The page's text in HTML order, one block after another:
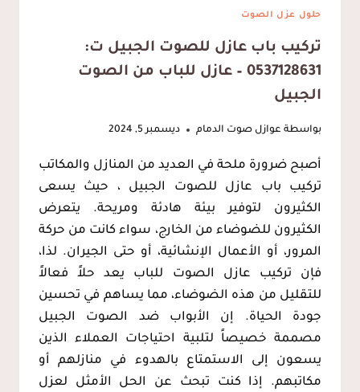
حلول عزل الصوت
تركيب باب عازل للصوت الجبيل ت:
0537128631 – عازل للباب من الصوت
الجبيل
بواسطة عوازل صوت الدمام ديسمبر 5, 2024
أصبح ضرورة ملحة في العديد من المنازل والمكاتب
تركيب باب عازل للصوت الجبيل ، حيث يسعى
الكثيرون لتوفير بيئة هادئة ومريحة. يتعرض
الكثيرون للضوضاء من الخارج، سواء كانت من حركة
المرور، أو الأعمال الإنشائية، أو حتى الجيران. لذا،
فإن تركيب عازل الصوت للباب يعد حلاً فعالاً
للتقليل من هذه الضوضاء، مما يساهم في تحسين
جودة الحياة. إن الأبواب ضد الصوت الجبيل
مصممة خصيصاً لتلبية احتياجات العملاء الذين
يسعون إلى الاستمتاع بالهدوء في منازلهم أو
مكاتبهم. إذا كنت تبحث عن الحل الأمثل لعزل